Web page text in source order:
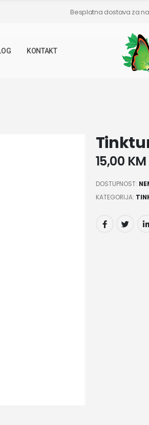
Besplatna dostava za
KONTAKT
15,00 KM
DOSTUPNOST:
KATEGORIJA: